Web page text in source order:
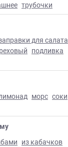
трубочки
для салата
подливка
морс соки
из кабачков